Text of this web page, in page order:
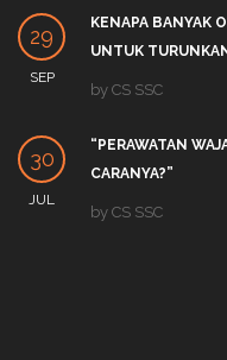
29
SEP
KENAPA BANYAK
UNTUK
by CS SSC
30
JUL
“PERAWATAN
CARANYA?”
by CS SSC